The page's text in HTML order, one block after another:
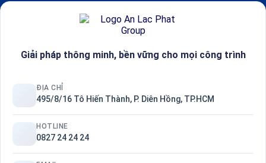
Giải pháp thông minh, bền vững cho mọi công trình
ĐỊA CHỈ
495/8/16 Tô Hiến Thành, P. Diên Hồng, TP.HCM
HOTLINE
0827 24 24 24